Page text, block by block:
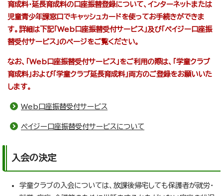
育成料・延長育成料の口座振替登録について、インターネットまたは
児童青少年課窓口でキャッシュカードを使ってお手続きができま
す。詳細は下記「Web口座振替受付サービス」及び「ペイジー口座振
替受付サービス」のページをご覧ください。
なお、「Web口座振替受付サービス」をご利用の際は、「学童クラブ
育成料」および「学童クラブ延長育成料」両方のご登録をお願いいた
します。
Web口座振替受付サービス
ペイジー口座振替受付サービスについて
入会の決定
学童クラブの入会については、放課後帰宅しても保護者が就労・